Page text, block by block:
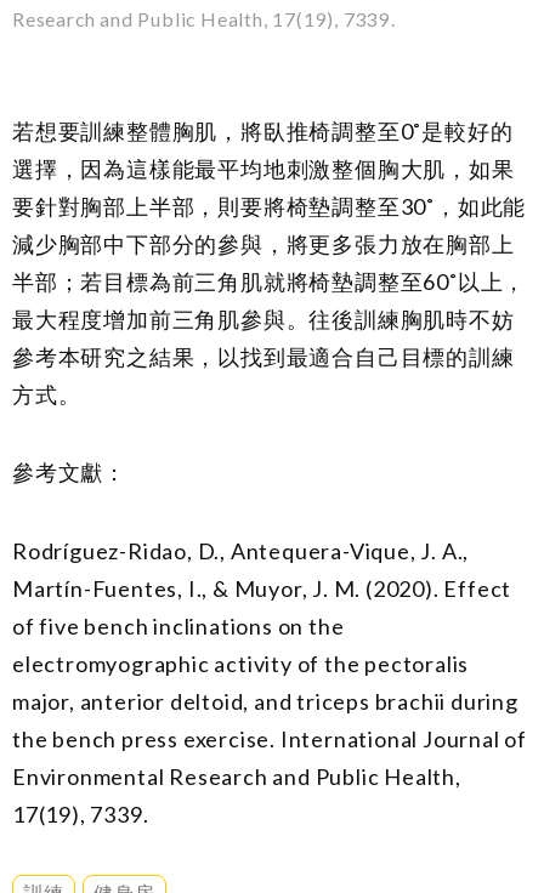
Research and Public Health, 17(19), 7339.
若想要訓練整體胸肌，將臥推椅調整至0˚是較好的
選擇，因為這樣能最平均地刺激整個胸大肌，如果
要針對胸部上半部，則要將椅墊調整至30˚，如此能
減少胸部中下部分的參與，將更多張力放在胸部上
半部；若目標為前三角肌就將椅墊調整至60˚以上，
最大程度增加前三角肌參與。往後訓練胸肌時不妨
參考本研究之結果，以找到最適合自己目標的訓練
方式。
參考文獻：
Rodríguez-Ridao, D., Antequera-Vique, J. A.,
Martín-Fuentes, I., & Muyor, J. M. (2020). Effect
of five bench inclinations on the
electromyographic activity of the pectoralis
major, anterior deltoid, and triceps brachii during
the bench press exercise. International Journal of
Environmental Research and Public Health,
17(19), 7339.